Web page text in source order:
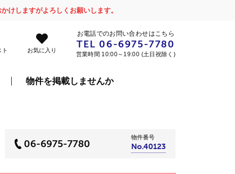
けしますがよろしくお願いします。
お気に入り
お電話でのお問い合わせはこちら
TEL 06-6975-7780
営業時間 10:00～19:00 (土日祝除く)
物件を掲載しませんか
06-6975-7780
物件番号
No.40123